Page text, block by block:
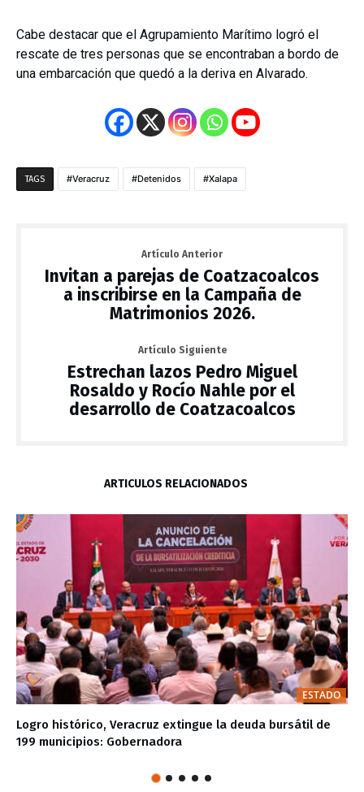
Cabe destacar que el Agrupamiento Marítimo logró el
rescate de tres personas que se encontraban a bordo de
una embarcación que quedó a la deriva en Alvarado.
TAGS Veracruz Detenidos Xalapa
Artículo Anterior
Invitan a parejas de Coatzacoalcos
a inscribirse en la Campaña de
Matrimonios 2026.
Artículo Siguiente
Estrechan lazos Pedro Miguel
Rosaldo y Rocío Nahle por el
desarrollo de Coatzacoalcos
ARTÍCULOS RELACIONADOS
ESTADO
Logro histórico, Veracruz extingue la deuda bursátil de
199 municipios: Gobernadora